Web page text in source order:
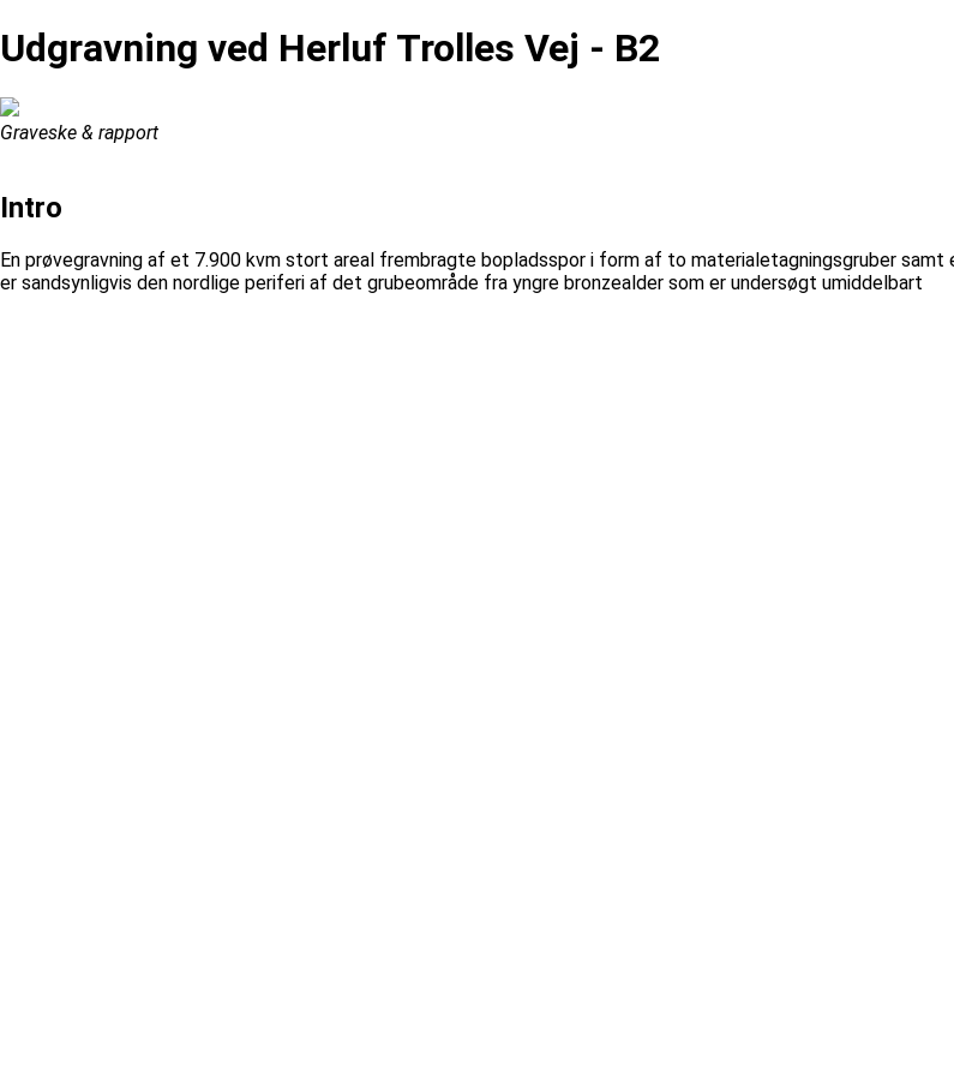
Udgravning ved Herluf Trolles Vej - B2
Graveske & rapport
Intro
En prøvegravning af et 7.900 kvm stort areal frembragte bopladsspor i form af to materialetagningsgruber
er sandsynligvis den nordlige periferi af det grubeområde fra yngre bronzealder som er undersøgt umiddelbart